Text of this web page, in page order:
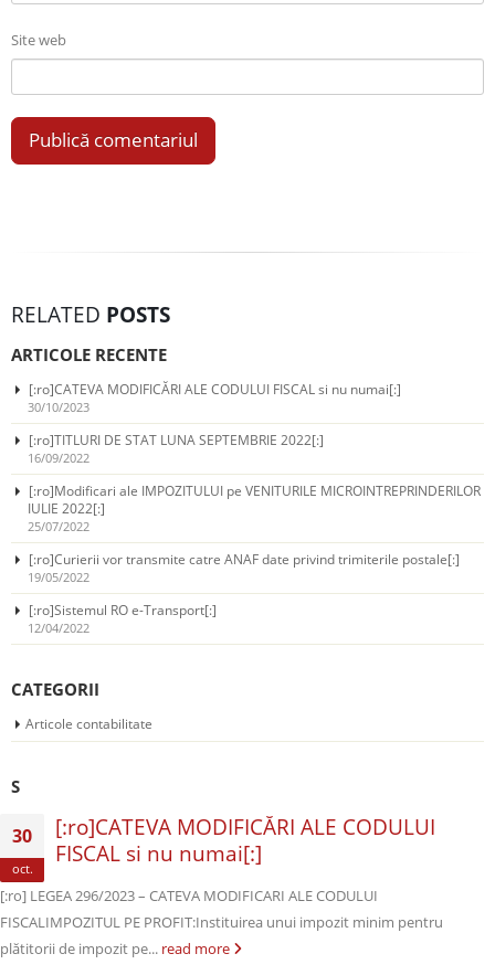
Site web
RELATED POSTS
ARTICOLE RECENTE
[:ro]CATEVA MODIFICĂRI ALE CODULUI FISCAL si nu numai[:]
30/10/2023
[:ro]TITLURI DE STAT LUNA SEPTEMBRIE 2022[:]
16/09/2022
[:ro]Modificari ale IMPOZITULUI pe VENITURILE MICROINTREPRINDERILOR
IULIE 2022[:]
25/07/2022
[:ro]Curierii vor transmite catre ANAF date privind trimiterile postale[:]
19/05/2022
[:ro]Sistemul RO e-Transport[:]
12/04/2022
CATEGORII
Articole contabilitate
S
30
oct.
[:ro]CATEVA MODIFICĂRI ALE CODULUI
FISCAL si nu numai[:]
[:ro] LEGEA 296/2023 – CATEVA MODIFICARI ALE CODULUI
FISCALIMPOZITUL PE PROFIT:Instituirea unui impozit minim pentru
plătitorii de impozit pe... read more